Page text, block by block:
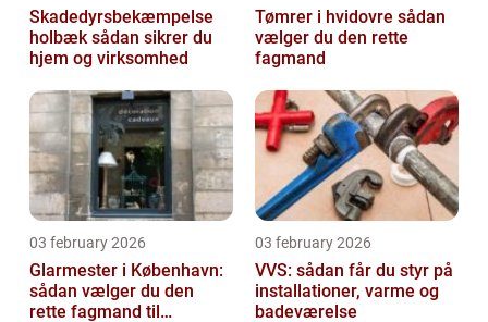
Skadedyrsbekæmpelse
holbæk sådan sikrer du
hjem og virksomhed
Tømrer i hvidovre sådan
vælger du den rette
fagmand
03 february 2026
Glarmester i København:
sådan vælger du den
rette fagmand til
03 february 2026
VVS: sådan får du styr på
installationer, varme og
badeværelse